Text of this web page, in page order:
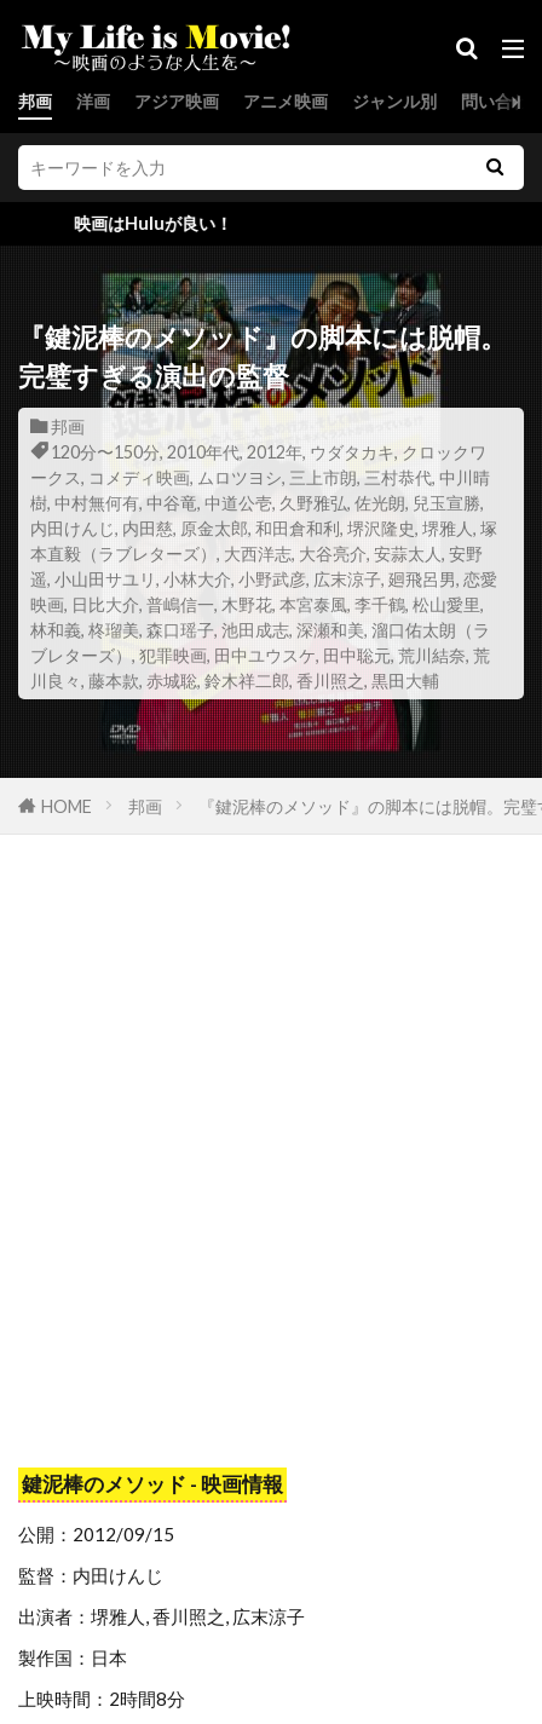
邦画 洋画 アジア映画 アニメ映画 ジャンル別 問い合わ
ジョー・スピネル
ジョー・セネカ
ジョー・ターケル
ジョー・パントリアーノ
ジョー・ピトカ
ジョー・フラハティ
ジョー・プロスペロ
ジョー・ペシ
ジョー・マンガニエロ
ジョー・ユーラ
ジョー・ランフト
ジョー・ロー・トルグリオ
ジリアン・ハンナ
ジル・バローニ
ジーナ・マッキー
スウェーデン
スカイダンス・プロダクションズ
スカンヤー・ウォンサターバット
スカーレット・ヨハンソン
スキップ・ウッズ
スキャットマン・クローザース
スクエア・ペグ
スコット・Z・バーンズ
スコット・アレクサンダー
スコット・グレン
スコット・コルク
スコット・シェパード
スコット・シルヴァー
スコット・ジョプリン
スコット・トーマス
スコット・ノイスタッター
スコット・ヒックス
スコット・ムーア
スチュアート・ストーン
はHuluが良い！
『鍵泥棒のメソッド』の脚本には脱帽。
完璧すぎる演出の監督
邦画
120分〜150分, 2010年代, 2012年, ウダタカキ, クロックワ
ークス, コメディ映画, ムロツヨシ, 三上市朗, 三村恭代, 中川晴
樹, 中村無何有, 中谷竜, 中道公壱, 久野雅弘, 佐光朗, 兒玉宣勝,
内田けんじ, 内田慈, 原金太郎, 和田倉和利, 堺沢隆史, 堺雅人, 塚
本直毅（ラブレターズ） , 大西洋志, 大谷亮介, 安蒜太人, 安野
遥, 小山田サユリ, 小林大介, 小野武彦, 広末涼子, 廻飛呂男, 恋愛
映画, 日比大介, 普嶋信一, 木野花, 本宮泰風, 李千鶴, 松山愛里,
林和義, 柊瑠美, 森口瑶子, 池田成志, 深瀬和美, 溜口佑太朗（ラ
ブレターズ） , 犯罪映画, 田中ユウスケ, 田中聡元, 荒川結奈, 荒
川良々, 藤本款, 赤城聡, 鈴木祥二郎, 香川照之, 黒田大輔
HOME 邦画 『鍵泥棒のメソッド』の脚本には脱帽。完
鍵泥棒のメソッド - 映画情報
公開：2012/09/15
監督：内田けんじ
出演者：堺雅人, 香川照之, 広末涼子
製作国：日本
上映時間：2時間8分